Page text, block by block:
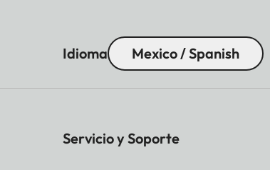
Idioma Mexico / Spanish
Servicio y Soporte